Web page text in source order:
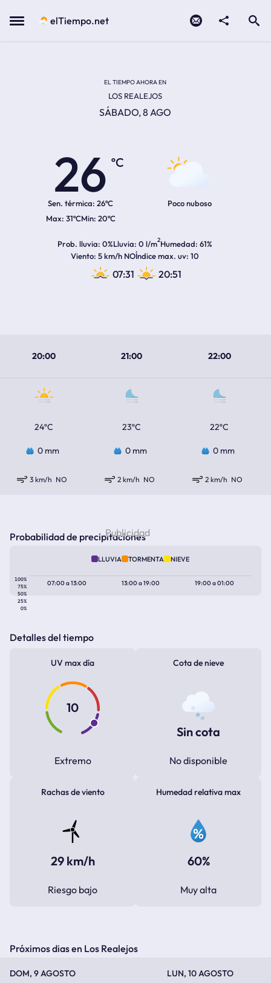
Menu elTiempo.net
EL TIEMPO AHORA EN
LOS REALEJOS
SÁBADO, 8 AGO
26
ºC
Sen. térmica: 26ºC
31ºC 20ºC
Poco nuboso
Prob. lluvia 0%Lluvia 0 l/m2Humedad 61%
Viento 5 km/h NOÍndice max. uv 10
07:31 20:51
20:00 21:00 22:00
24ºC 23ºC 22ºC
0 mm 0 mm 0 mm
3 km/h NO 2 km/h NO 2 km/h NO
Probabilidad de precipitaciones
LLUVIA TORMENTA NIEVE
100%
75%
50%
25%
0%
07:00a13:00 13:00a19:00 19:00a01:00
Detalles del tiempo
UV max día
10
Extremo
Cota de nieve
Sin cota
No disponible
Rachas de viento
29 km/h
Riesgo bajo
Humedad relativa max
60%
Muy alta
Próximos dias en Los Realejos
DOM, 9 AGOSTO LUN, 10 AGOSTO